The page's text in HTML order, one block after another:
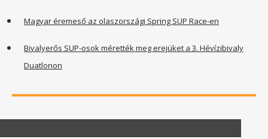
Magyar éremeső az olaszországi Spring SUP Race-en
Bivalyerős SUP-osok mérették meg erejüket a 3. Hévízibivaly
Duatlonon